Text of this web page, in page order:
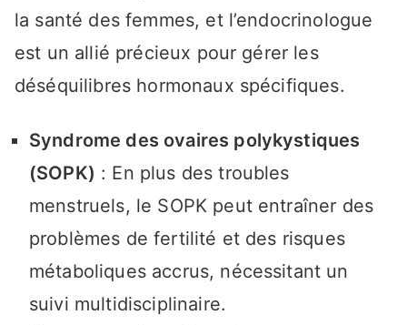
la santé des femmes, et l’endocrinologue
est un allié précieux pour gérer les
déséquilibres hormonaux spécifiques.
Syndrome des ovaires polykystiques
(SOPK) : En plus des troubles
menstruels, le SOPK peut entraîner des
problèmes de fertilité et des risques
métaboliques accrus, nécessitant un
suivi multidisciplinaire.